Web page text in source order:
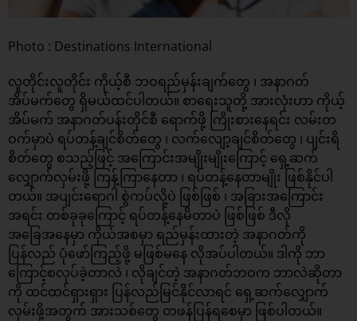
Photo : Destinations International
လူတိုင်းလူတိုင်း ကိုယ့်စီ ဘဝရည်မှန်းချက်တွေ ၊ အနာဂတ်
အိပ်မက်တွေ ရှိမယ်ထင်ပါတယ်။ စာရေးသူတို့ အားလုံးဟာ ကိုယ့်
အိပ်မက် အနာဂတ်ပန်းတိုင်စီ ရောက်ဖို့ ကြိုးစားနေရင်း လမ်းတ
ဝက်မှာပဲ ရပ်တန့်ချင်စိတ်တွေ ၊ လက်လျော့ချင်စိတ်တွေ ၊ ပျင်းရိ
စိတ်တွေ စသည့်ဖြင့် အကြောင်းအမျိုးမျိုးကြောင့် ရှေ့ဆက်
လျှောက်လှမ်းဖို့ ကြန့်ကြာနေတာ ၊ ရပ်တန့်နေတာမျိုး ဖြစ်နိုင်ပါ
တယ်။ အပျင်းရောဂါ စွဲကပ်လို့ပဲ ဖြစ်ဖြစ် ၊ အခြားအကြောင်း
အရင်း တစ်ခုခုကြောင့် ရပ်တန့်နေမိတာပဲ ဖြစ်ဖြစ် ဒီလို
အခြေအနေမှာ ကိုယ်အစမှာ ရည်မှန်းထားတဲ့ အနာဂတ်ကို
ပြန်လည် ပုံဖော်ကြည့်ဖို့ မဖြစ်မနေ လိုအပ်ပါတယ်။ ဒါကို ဘာ
ကြောင့်စလုပ်ခဲ့တာလဲ ၊ လိုချင်တဲ့ အနာဂတ်ဘဝက ဘာလဲဆိုတာ
ကို ထင်ထင်ရှားရှား ပြန်လည်မြင်နိုင်လာရင် ရှေ့ဆက်လျှောက်
လှမ်းဖို့အတွက် အားသစ်တွေ တဖန်ပြန်ရစေမှာ ဖြစ်ပါတယ်။